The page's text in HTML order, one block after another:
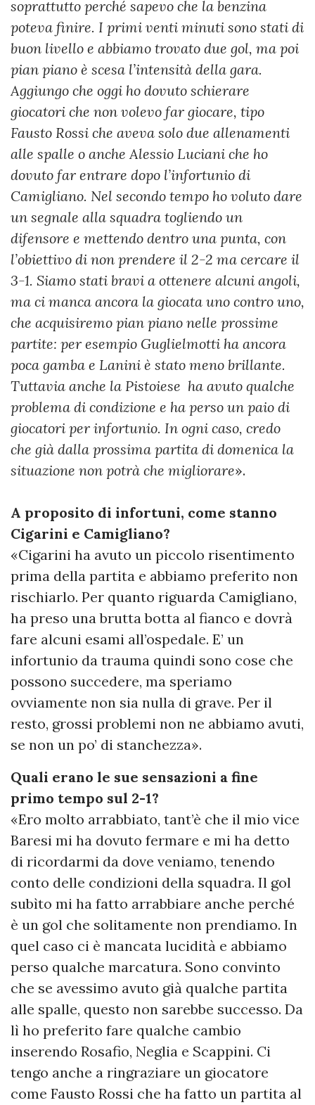
soprattutto perché sapevo che la benzina
poteva finire. I primi venti minuti sono stati di
buon livello e abbiamo trovato due gol, ma poi
pian piano è scesa l’intensità della gara.
Aggiungo che oggi ho dovuto schierare
giocatori che non volevo far giocare, tipo
Fausto Rossi che aveva solo due allenamenti
alle spalle o anche Alessio Luciani che ho
dovuto far entrare dopo l’infortunio di
Camigliano. Nel secondo tempo ho voluto dare
un segnale alla squadra togliendo un
difensore e mettendo dentro una punta, con
l’obiettivo di non prendere il 2-2 ma cercare il
3-1. Siamo stati bravi a ottenere alcuni angoli,
ma ci manca ancora la giocata uno contro uno,
che acquisiremo pian piano nelle prossime
partite: per esempio Guglielmotti ha ancora
poca gamba e Lanini è stato meno brillante.
Tuttavia anche la Pistoiese ha avuto qualche
problema di condizione e ha perso un paio di
giocatori per infortunio. In ogni caso, credo
che già dalla prossima partita di domenica la
situazione non potrà che migliorare».
A proposito di infortuni, come stanno
Cigarini e Camigliano?
«Cigarini ha avuto un piccolo risentimento
prima della partita e abbiamo preferito non
rischiarlo. Per quanto riguarda Camigliano,
ha preso una brutta botta al fianco e dovrà
fare alcuni esami all’ospedale. E’ un
infortunio da trauma quindi sono cose che
possono succedere, ma speriamo
ovviamente non sia nulla di grave. Per il
resto, grossi problemi non ne abbiamo avuti,
se non un po’ di stanchezza».
Quali erano le sue sensazioni a fine
primo tempo sul 2-1?
«Ero molto arrabbiato, tant’è che il mio vice
Baresi mi ha dovuto fermare e mi ha detto
di ricordarmi da dove veniamo, tenendo
conto delle condizioni della squadra. Il gol
subìto mi ha fatto arrabbiare anche perché
è un gol che solitamente non prendiamo. In
quel caso ci è mancata lucidità e abbiamo
perso qualche marcatura. Sono convinto
che se avessimo avuto già qualche partita
alle spalle, questo non sarebbe successo. Da
lì ho preferito fare qualche cambio
inserendo Rosafio, Neglia e Scappini. Ci
tengo anche a ringraziare un giocatore
come Fausto Rossi che ha fatto un partita al